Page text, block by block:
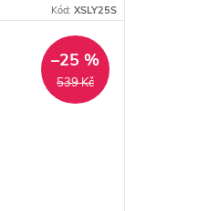
Kód: XSLY25S
539 Kč
–25 %